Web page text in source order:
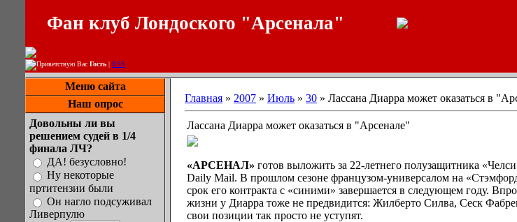
Фан клуб Лондоского "Арсенала"
Приветствую Вас Гость | RSS
Меню сайта
Наш опрос
Довольны ли вы
решением судей в 1/4
финала ЛЧ?
ДА! безусловно!
Ну некоторые
пртитензии были
Он нагло подсуживал
Ливерпулю
Главная » 2007 » Июль » 30 » Лассана Диарра может оказаться в
Лассана Диарра может оказаться в "Арсенале"
«АРСЕНАЛ» готов выложить за 22-летнего полузащитника
Daily Mail. В прошлом сезоне французом-универсалом на
срок его контракта с «синими» завершается в следующем году.
жизни у Диарра тоже не предвидится: Жилберто Силва, Сеск
свои позиции так просто не уступят.